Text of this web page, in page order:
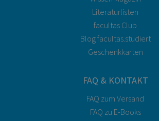
Literaturlisten
facultas Club
Blog facultas.studiert
Geschenkkarten
FAQ & KONTAKT
FAQ zum Versand
FAQ zu E-Books